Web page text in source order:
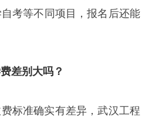
考等不同项目，报名后还能
差别大吗？
标准确实有差异，武汉工程